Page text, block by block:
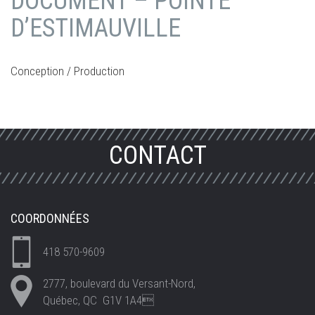
D’ESTIMAUVILLE
Conception / Production
CONTACT
COORDONNÉES
418 570-9609
2777, boulevard du Versant-Nord,
Québec, QC G1V 1A4